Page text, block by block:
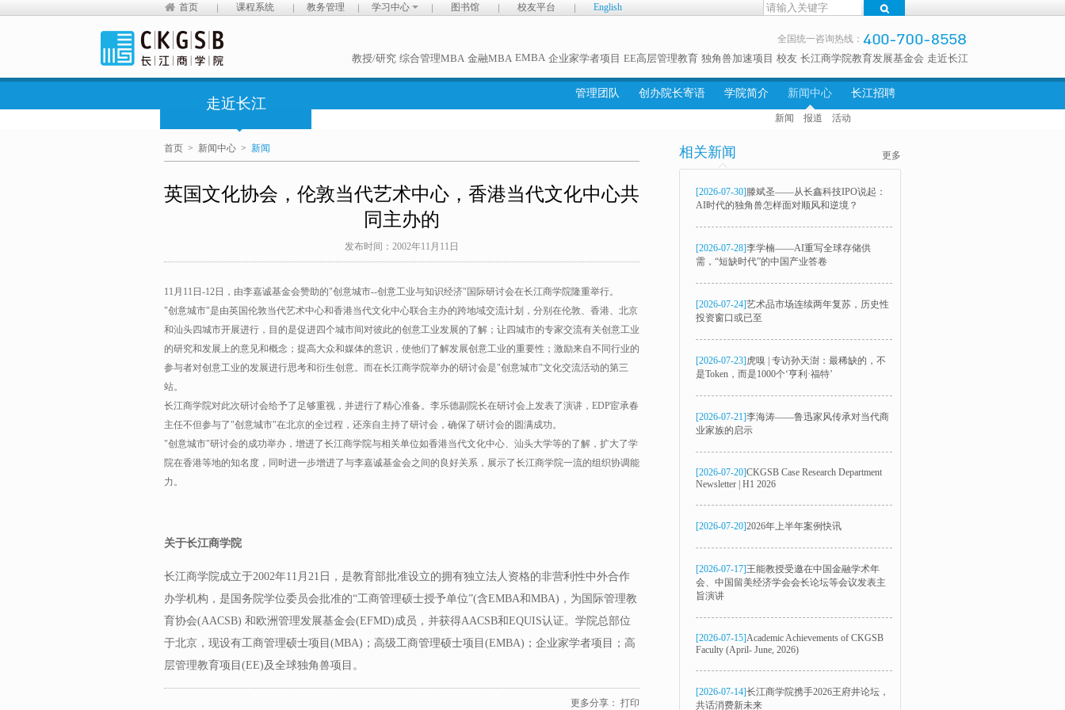
首页 课程系统 教务管理 学习中心 图书馆 校友平台 English
全国统一咨询热线：
教授/研究 综合管理MBA 金融MBA EMBA 企业家学者项目 EE高层管理教育 独角兽加速项目 校友 长江商学院教育发展基金会 走近长江
走近长江
管理团队 创办院长寄语 学院简介 新闻中心
新闻 报道 活动
长江招聘
首页 > 新闻中心 > 新闻
英国文化协会，伦敦当代艺术中心，香港当代文化中心共
同主办的
发布时间：2002年11月11日
11月11日-12日，由李嘉诚基金会赞助的"创意城市--创意工业与知识经济"国际研讨会在长江商学院隆重举行。
"创意城市"是由英国伦敦当代艺术中心和香港当代文化中心联合主办的跨地域交流计划，分别在伦敦、香港、北京
和汕头四城市开展进行，目的是促进四个城市间对彼此的创意工业发展的了解；让四城市的专家交流有关创意工业
的研究和发展上的意见和概念；提高大众和媒体的意识，使他们了解发展创意工业的重要性；激励来自不同行业的
参与者对创意工业的发展进行思考和衍生创意。而在长江商学院举办的研讨会是"创意城市"文化交流活动的第三
站。
长江商学院对此次研讨会给予了足够重视，并进行了精心准备。李乐德副院长在研讨会上发表了演讲，EDP宦承春
主任不但参与了"创意城市"在北京的全过程，还亲自主持了研讨会，确保了研讨会的圆满成功。
"创意城市"研讨会的成功举办，增进了长江商学院与相关单位如香港当代文化中心、汕头大学等的了解，扩大了学
院在香港等地的知名度，同时进一步增进了与李嘉诚基金会之间的良好关系，展示了长江商学院一流的组织协调能
力。
关于长江商学院
长江商学院成立于2002年11月21日，是教育部批准设立的拥有独立法人资格的非营利性中外合作
办学机构，是国务院学位委员会批准的“工商管理硕士授予单位”(含EMBA和MBA)，为国际管理教
育协会(AACSB) 和欧洲管理发展基金会(EFMD)成员，并获得AACSB和EQUIS认证。学院总部位
于北京，现设有工商管理硕士项目(MBA)；高级工商管理硕士项目(EMBA)；企业家学者项目；高
层管理教育项目(EE)及全球独角兽项目。
更多分享： 打印
相关新闻 更多
[2026-07-30]滕斌圣——从长鑫科技IPO说起：
AI时代的独角兽怎样面对顺风和逆境？
[2026-07-28]李学楠——AI重写全球存储供
需，“短缺时代”的中国产业答卷
[2026-07-24]艺术品市场连续两年复苏，历史性
投资窗口或已至
[2026-07-23]虎嗅 | 专访孙天澍：最稀缺的，不
是Token，而是1000个‘亨利·福特’
[2026-07-21]李海涛——鲁迅家风传承对当代商
业家族的启示
[2026-07-20]CKGSB Case Research Department
Newsletter | H1 2026
[2026-07-20]2026年上半年案例快讯
[2026-07-17]王能教授受邀在中国金融学术年
会、中国留美经济学会会长论坛等会议发表主
旨演讲
[2026-07-15]Academic Achievements of CKGSB
Faculty (April- June, 2026)
[2026-07-14]长江商学院携手2026王府井论坛，
共话消费新未来